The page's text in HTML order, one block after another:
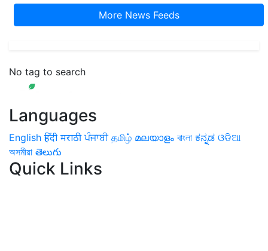
More News Feeds
No tag to search
Languages
English हिंदी मराठी ਪੰਜਾਬੀ தமிழ் മലയാളം বাংলা ಕನ್ನಡ ଓଡିଆ
অসমীয়া తెలుగు
Quick Links